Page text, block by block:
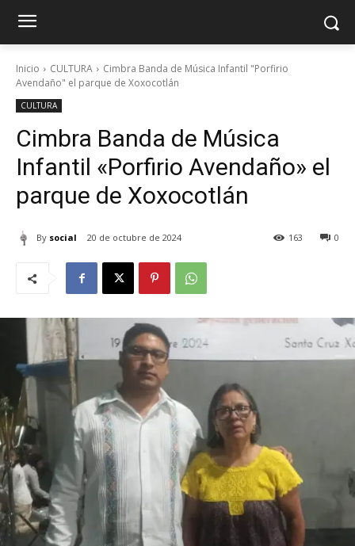
Inicio CULTURA
Cimbra Banda de Música Infantil "Porfirio
Avendaño" el parque de Xoxocotlán
CULTURA
Cimbra Banda de Música
Infantil «Porfirio Avendaño» el
parque de Xoxocotlán
By social 20 de octubre de 2024 0
163